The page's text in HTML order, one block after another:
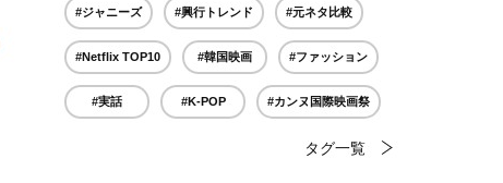
#ジャニーズ #興行トレンド #元ネタ比較
#Netflix TOP10 #韓国映画 #ファッション
#実話 #K-POP #カンヌ国際映画祭
タグ一覧